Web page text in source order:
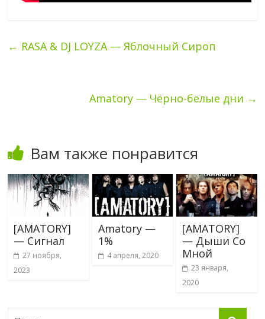
← RASA & DJ LOYZA — Яблочный Сироп
Amatory — Чёрно-белые дни →
Вам также понравится
[AMATORY]
— Сигнал
27 ноября,
2023
Amatory —
1%
4 апреля, 2020
[AMATORY]
— Дыши Со
Мной
23 января,
2020